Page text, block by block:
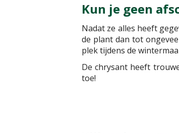
Kun je geen
Nadat ze alles heeft
de plant dan tot
plek tijdens de
De chrysant heeft
toe!